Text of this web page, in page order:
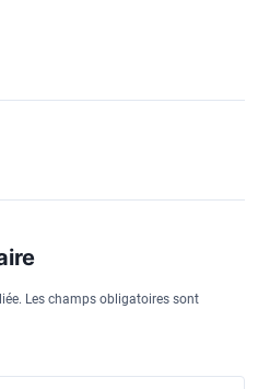
Les champs obligatoires sont